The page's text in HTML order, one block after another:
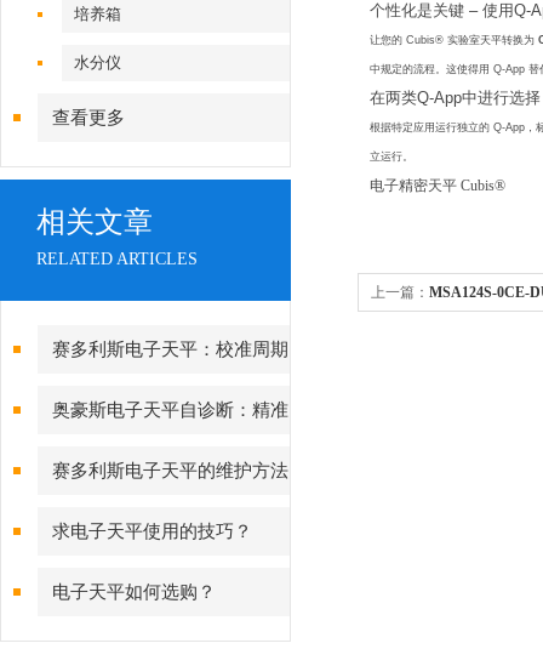
培养箱
水分仪
查看更多
相关文章
RELATED ARTICLES
赛多利斯电子天平：校准周期
设定与期间核查方法
奥豪斯电子天平自诊断：精准
测量背后的故障预警守护
赛多利斯电子天平的维护方法
有哪些？
求电子天平使用的技巧？
电子天平如何选购？
个性化是关键 – 使用Q-
让您的 Cubis® 实验室天平转换为
中规定的流程。这使得用 Q-App
在两类Q-App中进行选择
根据特定应用运行独立的 Q-App，
立运行。
电子精密天平 Cubis®
上一篇： MSA124S-0CE-